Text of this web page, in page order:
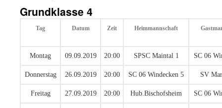
Grundklasse 4
Tag Datum Zeit Heimmannschaft
Montag 09.09.2019 20:00 SPSC Maintal 1 SC 06
Donnerstag 26.09.2019 20:00 SC 06 Windecken 5 SV
Freitag 27.09.2019 20:00 Hub.Bischofsheim SC 06